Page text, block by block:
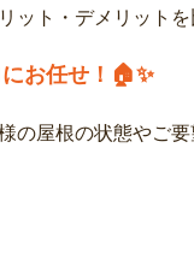
ット・デメリット
お任せ！🏠✨
の屋根の状態やご